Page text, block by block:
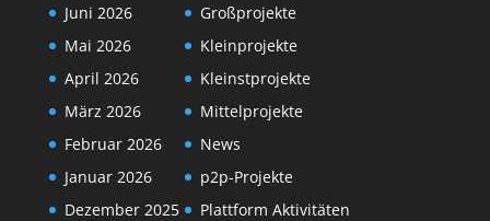
Juni 2026
Mai 2026
April 2026
März 2026
Februar 2026
Januar 2026
Dezember 2025
Großprojekte
Kleinprojekte
Kleinstprojekte
Mittelprojekte
News
p2p-Projekte
Plattform Aktivitäten